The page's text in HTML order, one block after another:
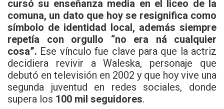
cursó su enseñanza media en el liceo de la
comuna, un dato que hoy se resignifica como
símbolo de identidad local, además siempre
repetía con orgullo “no era ná cualquier
cosa”. Ese vínculo fue clave para que la actriz
decidiera revivir a Waleska, personaje que
debutó en televisión en 2002 y que hoy vive una
segunda juventud en redes sociales, donde
supera los 100 mil seguidores.